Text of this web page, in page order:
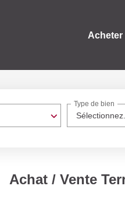
Acheter
Type de bien
Achat / Vente